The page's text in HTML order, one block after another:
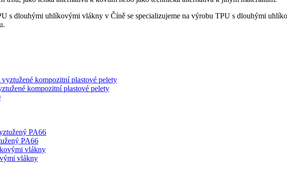
s dlouhými uhlíkovými vlákny v Číně se specializujeme na výrobu TPU s dlouhými
kompozitní plastové pelety
PA66
vlákny